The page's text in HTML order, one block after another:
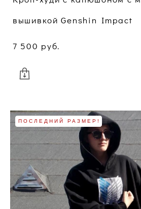
вышивкой Genshin Impact
7 500 pуб.
ПОСЛЕДНИЙ РАЗМЕР!